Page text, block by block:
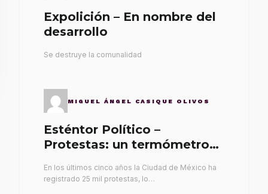
Expolición – En nombre del
desarrollo
Se destruye la comunalidad
MIGUEL ÁNGEL CASIQUE OLIVOS
Esténtor Político –
Protestas: un termómetro
En los últimos cinco años la Ciudad de México ha
registrado 25 mil protestas, lo…